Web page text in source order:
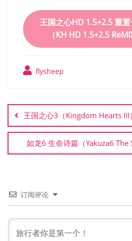
王国之心HD 1.5+2.5 重置
（KH HD 1.5+2.5
flysheep
章
导
航
王国之心3（Kingdom Hearts III
如龙6 生命诗篇（Yakuza6
订阅评论